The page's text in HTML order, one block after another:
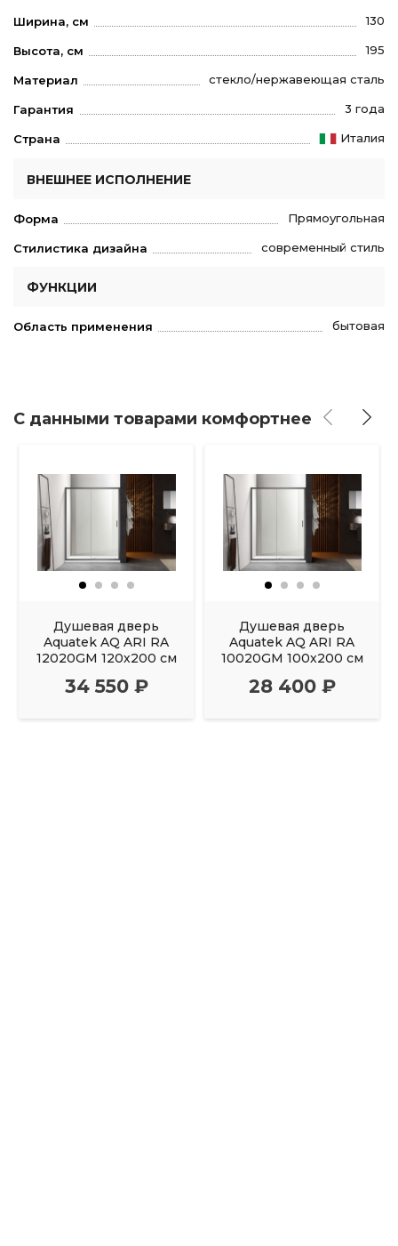
Ширина, см 130
Высота, см 195
Материал стекло/нержавеющая сталь
Гарантия 3 года
Страна Италия
ВНЕШНЕЕ ИСПОЛНЕНИЕ
Форма Прямоугольная
Стилистика дизайна современный стиль
ФУНКЦИИ
Область применения бытовая
С данными товарами комфортнее
Душевая дверь
Aquatek AQ ARI RA
12020GM 120х200 см
34 550 ₽
Душевая дверь
Aquatek AQ ARI RA
10020GM 100х200 см
28 400 ₽